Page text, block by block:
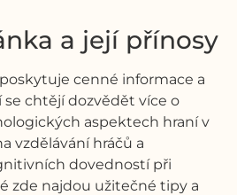
a její přínosy
cenné informace a
se chtějí dozvědět více o
aspektech hraní v
vzdělávání hráčů a
dovedností při
zde najdou užitečné tipy a